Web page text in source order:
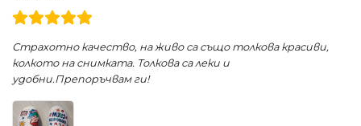
Страхотно качество, на живо са също толкова красиви,
колкото на снимката. Толкова са леки и
удобни.Препоръчвам ги!